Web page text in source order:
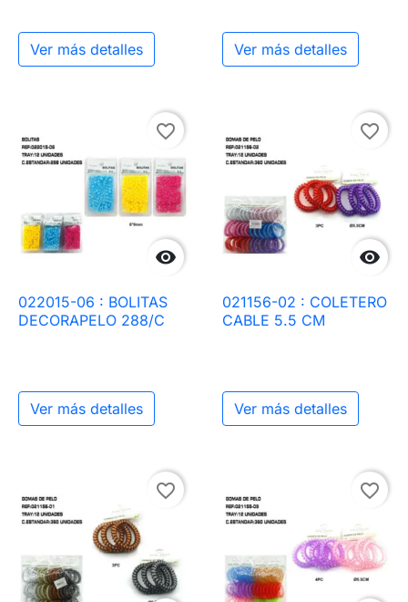
Ver más detalles Ver más detalles

favorite_border
022015-06 : BOLITAS
DECORAPELO 288/C
Ver más detalles

favorite_border
021156-02 : COLETERO
CABLE 5.5 CM
Ver más detalles
favorite_border favorite_border